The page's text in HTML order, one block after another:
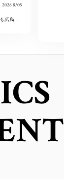
2026 8/05
広島に生まれ、何年も広島を離れて過ごしたけれど、なぜか、常に広島に対する想いは持ち続けていた。